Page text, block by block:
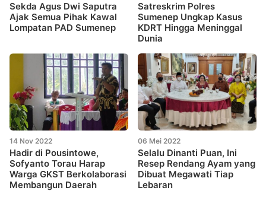
Sekda Agus Dwi Saputra
Ajak Semua Pihak Kawal
Lompatan PAD Sumenep
Satreskrim Polres
Sumenep Ungkap Kasus
KDRT Hingga Meninggal
Dunia
14 Nov 2022
Hadir di Pousintowe,
Sofyanto Torau Harap
Warga GKST Berkolaborasi
Membangun Daerah
06 Mei 2022
Selalu Dinanti Puan, Ini
Resep Rendang Ayam yang
Dibuat Megawati Tiap
Lebaran